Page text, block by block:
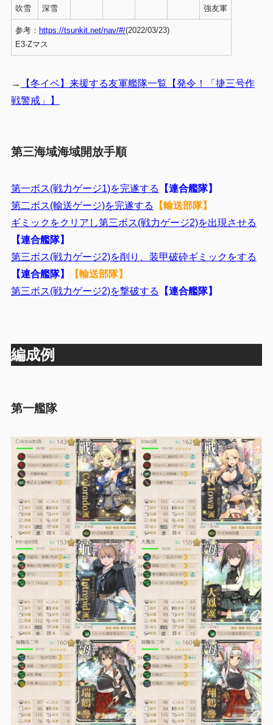
吹雪 深雪 強友軍
参考： https://tsunkit.net/nav/#/(2022/03/23)
E3-Zマス
→
【冬イベ】来援する友軍艦隊一覧【発令！「捷三号作
戦警戒」】
第三海域海域開放手順
第一ボス(戦力ゲージ1)を完遂する
【連合艦隊】
第二ボス(輸送ゲージ)を完遂する
【輸送部隊】
ギミックをクリアし第三ボス(戦力ゲージ2)を出現させる
【連合艦隊】
第三ボス(戦力ゲージ2)を削り、装甲破砕ギミックをする
【連合艦隊】
【輸送部隊】
第三ボス(戦力ゲージ2)を撃破する
【連合艦隊】
編成例
第一艦隊